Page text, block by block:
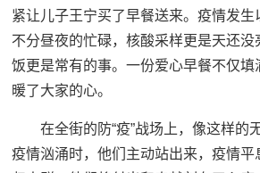
紧让儿子王宁买了早餐送来。疫情发生
不分昼夜的忙碌，核酸采样更是天还
饭更是常有的事。一份爱心早餐不仅填
暖了大家的心。
在全街的防“疫”战场上，像这样的
疫情汹涌时，他们主动站出来，疫情平